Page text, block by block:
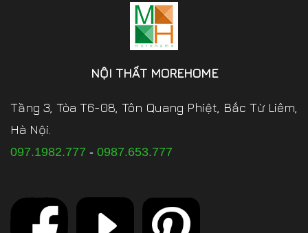
NỘI THẤT MOREHOME
Tầng 3, Tòa T6-08, Tôn Quang Phiệt, Bắc Từ Liêm,
Hà Nội.
097.1982.777 - 0987.653.777